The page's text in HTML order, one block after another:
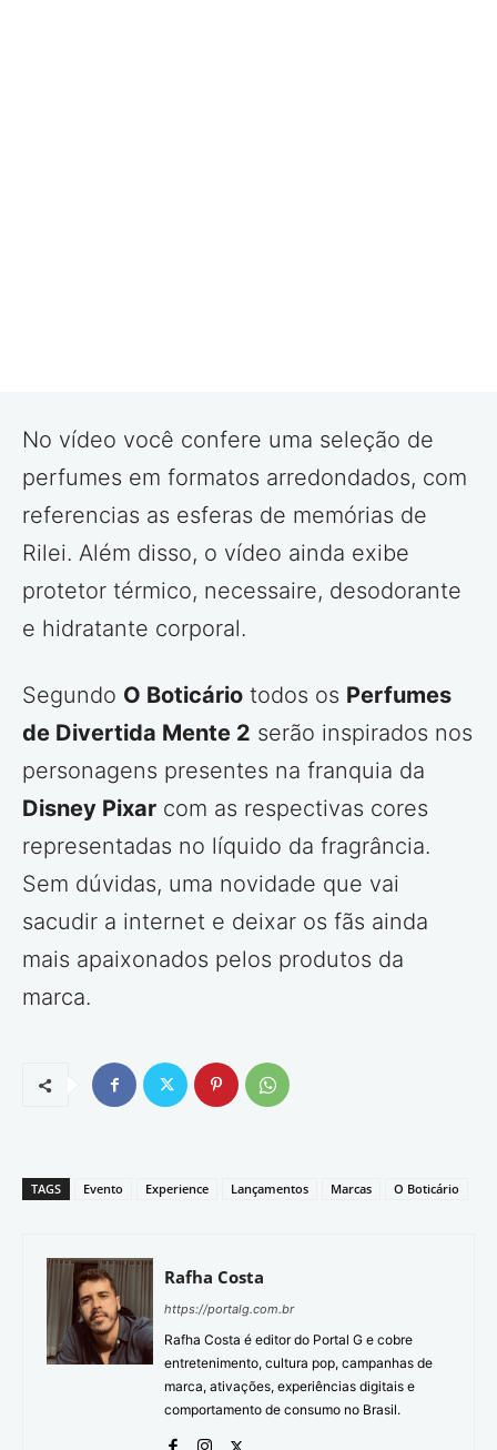
No vídeo você confere uma seleção de
perfumes em formatos arredondados, com
referencias as esferas de memórias de
Rilei. Além disso, o vídeo ainda exibe
protetor térmico, necessaire, desodorante
e hidratante corporal.
Segundo O Boticário todos os Perfumes
de Divertida Mente 2 serão inspirados nos
personagens presentes na franquia da
Disney Pixar com as respectivas cores
representadas no líquido da fragrância.
Sem dúvidas, uma novidade que vai
sacudir a internet e deixar os fãs ainda
mais apaixonados pelos produtos da
marca.
TAGS Evento Experience Lançamentos Marcas O Boticário
Rafha Costa
https://portalg.com.br
Rafha Costa é editor do Portal G e cobre
entretenimento, cultura pop, campanhas de
marca, ativações, experiências digitais e
comportamento de consumo no Brasil.